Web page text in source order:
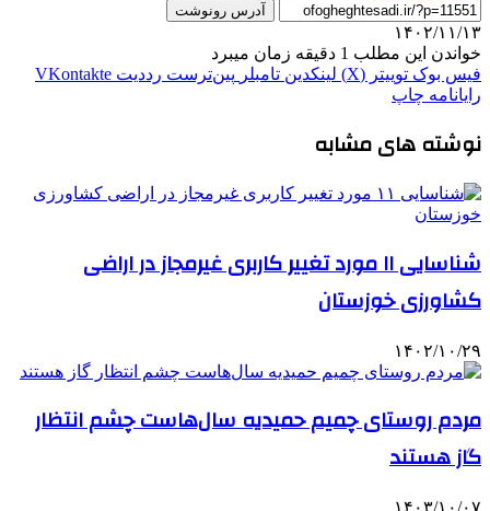
آدرس رونوشت
۱۴۰۲/۱۱/۱۳
خواندن این مطلب 1 دقیقه زمان میبرد
فیس بوک توییتر (X) لینکدین ‫تامبلر ‫پین‌ترست ‫رددیت ‫VKontakte
رایانامه چاپ
نوشته های مشابه
شناسایی ۱۱ مورد تغییر کاربری غیرمجاز در اراضی
کشاورزی خوزستان
۱۴۰۲/۱۰/۲۹
مردم روستای چمیم حمیدیه سال‌هاست چشم انتظار
گاز هستند